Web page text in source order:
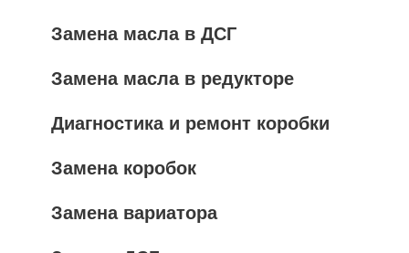
Замена масла в ДСГ
Замена масла в редукторе
Диагностика и ремонт коробки
Замена коробок
Замена вариатора